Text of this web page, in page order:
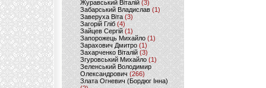
Журавський Віталій (3)
Забарський Владислав (1)
Заверуха Віта (3)
Загорій Гліб (4)
Зайцев Сергій(1)
Запорожець Михайло (1)
Зарахович Дмитро (1)
Захарченко Віталій (3)
Згуровський Михайло (1)
Зеленський Володимир
Олександрович (266)
Злата Огневич (Бордюг Інна)